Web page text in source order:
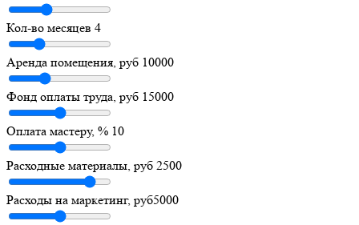
Кол-во месяцев 4
Аренда помещения, руб 10000
Фонд оплаты труда, руб 15000
Оплата мастеру, % 10
Расходные материалы, руб 2500
Расходы на маркетинг, руб5000